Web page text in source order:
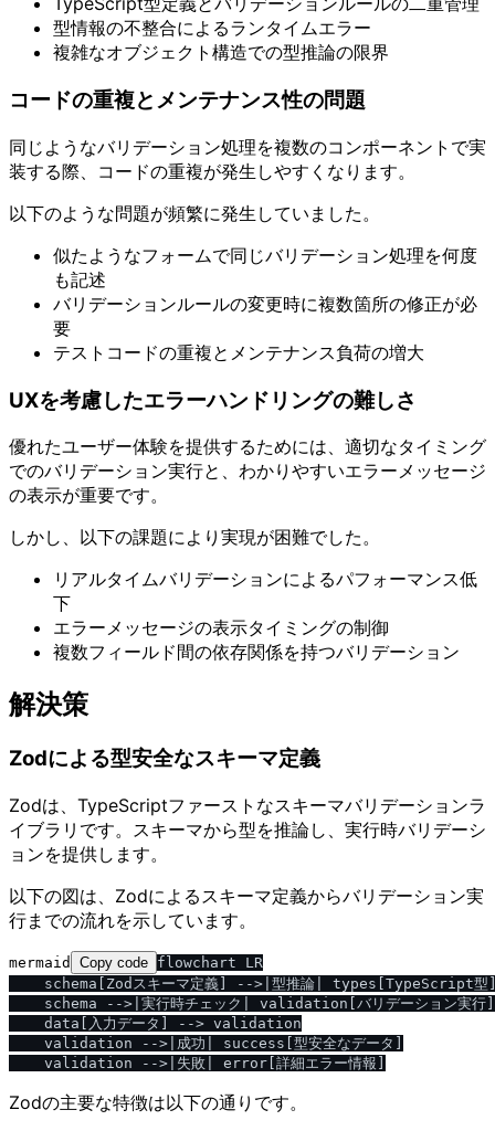
型情報の不整合によるランタイムエラー
複雑なオブジェクト構造での型推論の限界
コードの重複とメンテナンス性の問題
同じようなバリデーション処理を複数のコンポーネントで実
装する際、コードの重複が発生しやすくなります。
以下のような問題が頻繁に発生していました。
似たようなフォームで同じバリデーション処理を何度
も記述
バリデーションルールの変更時に複数箇所の修正が必
要
テストコードの重複とメンテナンス負荷の増大
UXを考慮したエラーハンドリングの難しさ
優れたユーザー体験を提供するためには、適切なタイミング
でのバリデーション実行と、わかりやすいエラーメッセージ
の表示が重要です。
しかし、以下の課題により実現が困難でした。
リアルタイムバリデーションによるパフォーマンス低
下
エラーメッセージの表示タイミングの制御
複数フィールド間の依存関係を持つバリデーション
解決策
Zodによる型安全なスキーマ定義
Zodは、TypeScriptファーストなスキーマバリデーションラ
イブラリです。スキーマから型を推論し、実行時バリデーシ
ョンを提供します。
以下の図は、Zodによるスキーマ定義からバリデーション実
行までの流れを示しています。
mermaid Copy code flowchart LR
schema[Zodスキーマ定義] -->|型推論| types[TypeScript型
    schema -->|実行時チェック| validation[バリデーション実行]
    data[入力データ] --> validation
    validation -->|成功| success[型安全なデータ]
Zodの主要な特徴は以下の通りです。